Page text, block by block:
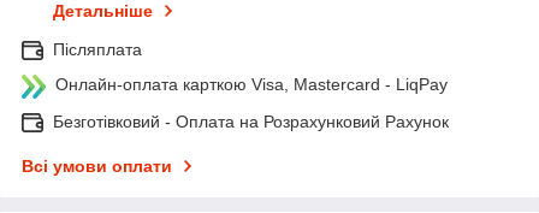
Детальніше
Післяплата
Онлайн-оплата карткою Visa, Mastercard - LiqPay
Безготівковий - Оплата на Розрахунковий Рахунок
Всі умови оплати